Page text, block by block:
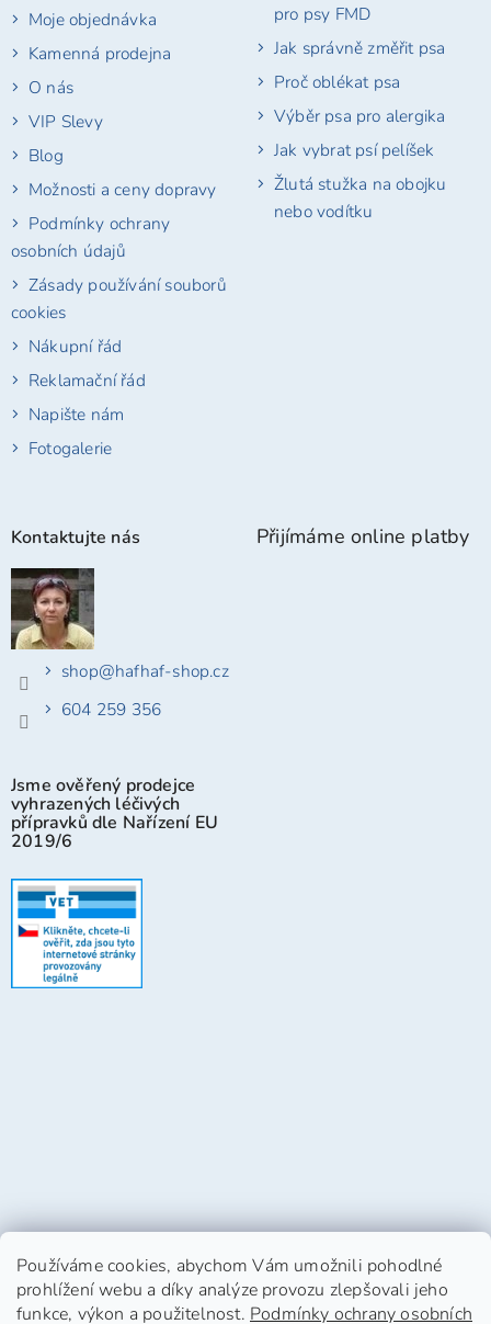
Používáme cookies, abychom Vám umožnili pohodlné
prohlížení webu a díky analýze provozu zlepšovali jeho
funkce, výkon a použitelnost. Podmínky ochrany osobních
Moje objednávka
Kamenná prodejna
O nás
VIP Slevy
Blog
Možnosti a ceny dopravy
Podmínky ochrany
osobních údajů
Zásady používání souborů
cookies
Nákupní řád
Reklamační řád
Napište nám
Fotogalerie
pro psy FMD
Jak správně změřit psa
Proč oblékat psa
Výběr psa pro alergika
Jak vybrat psí pelíšek
Žlutá stužka na obojku
nebo vodítku
Kontaktujte nás
shop@hafhaf-shop.cz
604 259 356
Jsme ověřený prodejce
vyhrazených léčivých
přípravků dle Nařízení EU
2019/6
Přijímáme online platby